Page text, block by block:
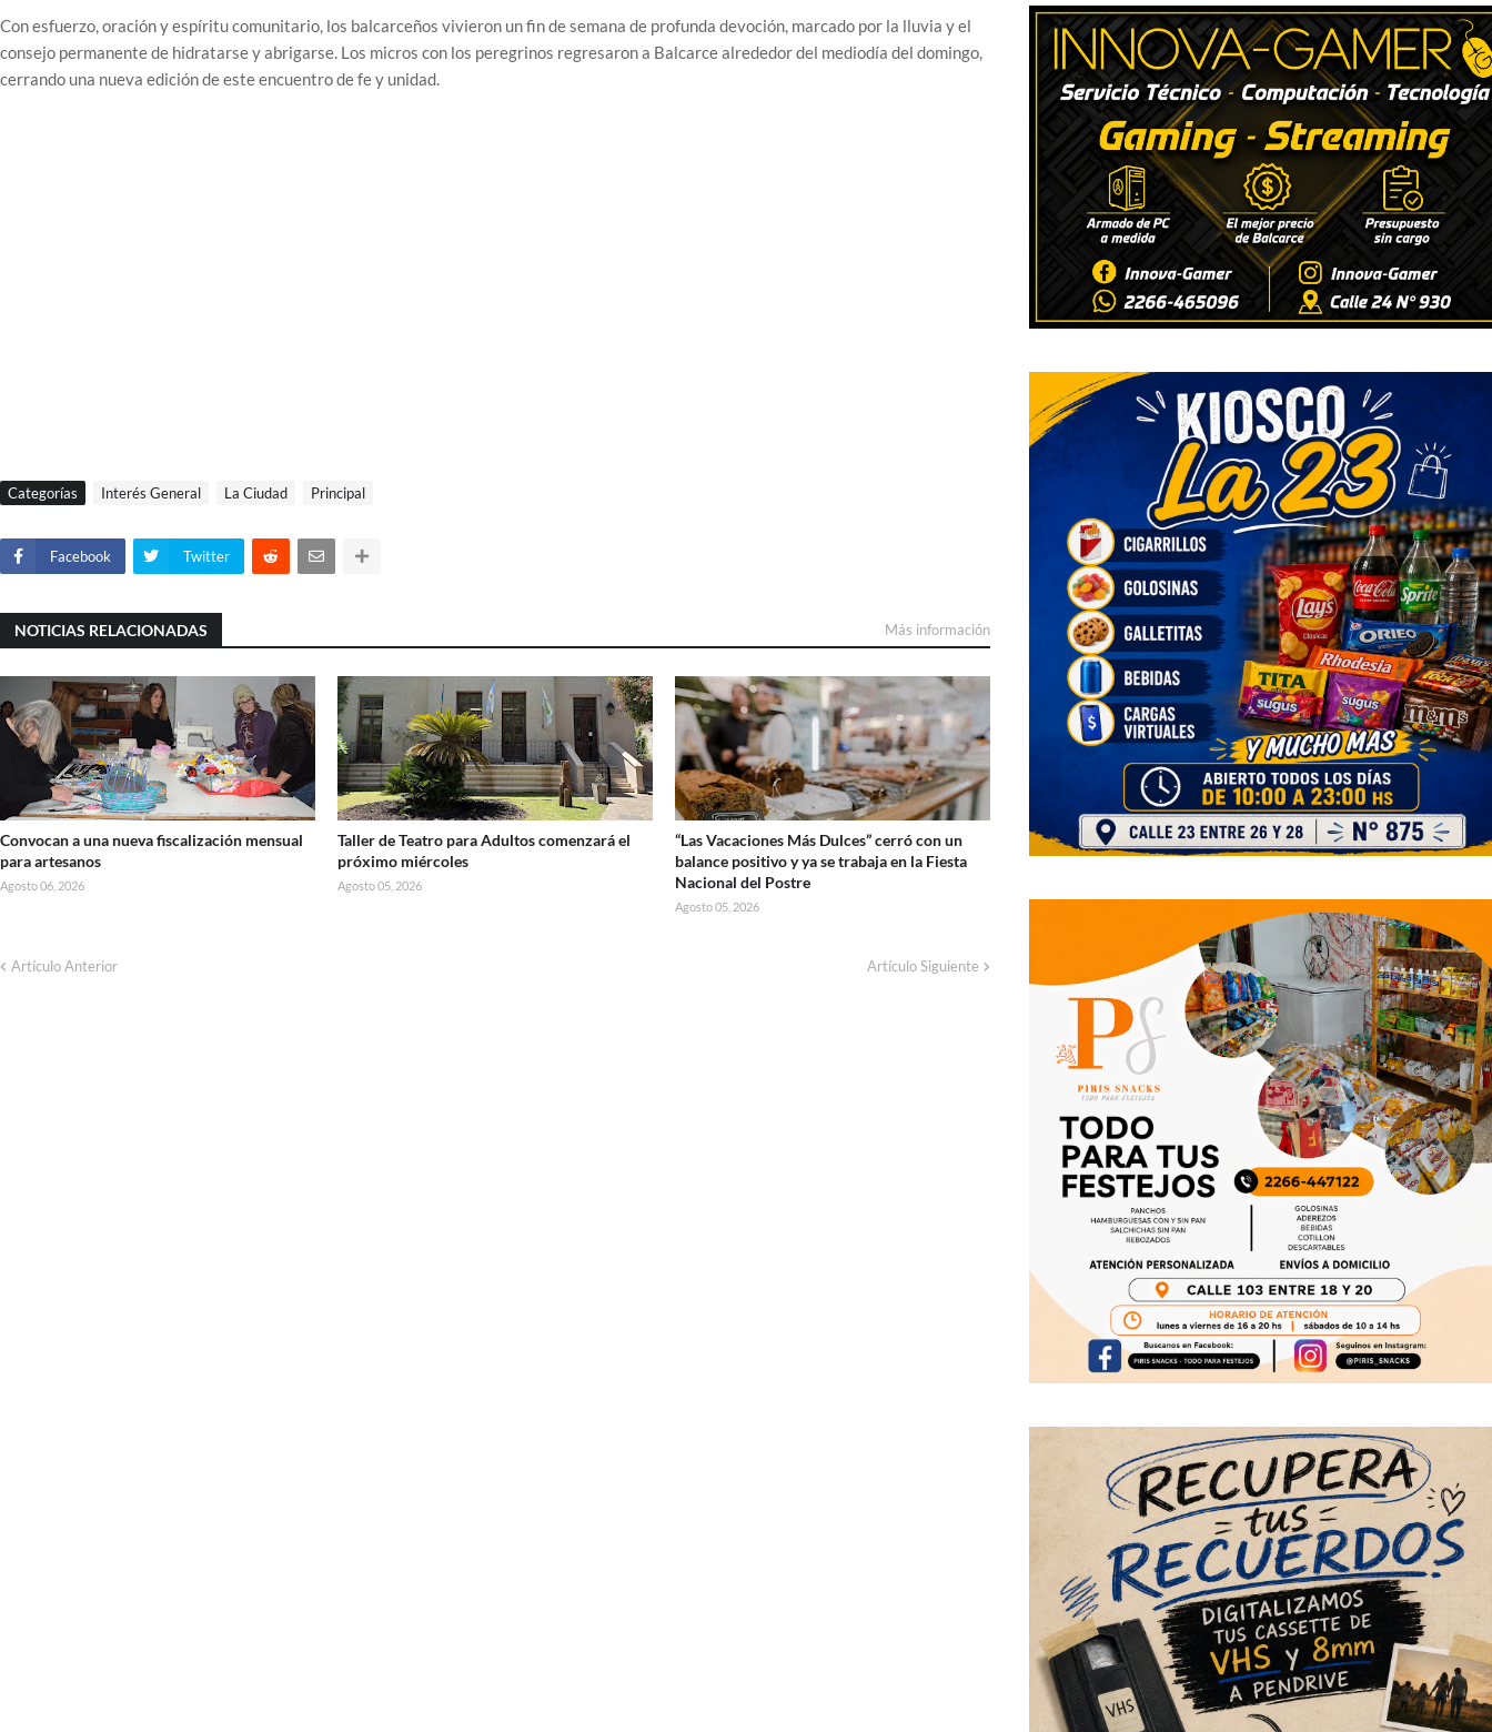
Con esfuerzo, oración y espíritu comunitario, los balcarceños vivieron un fin de semana de profunda devoción, marcado por la lluvia y el
consejo permanente de hidratarse y abrigarse. Los micros con los peregrinos regresaron a Balcarce alrededor del mediodía del domingo,
cerrando una nueva edición de este encuentro de fe y unidad.
Categorías Interés General La Ciudad Principal
Facebook Twitter
NOTICIAS RELACIONADAS Más información
Convocan a una nueva fiscalización mensual
para artesanos
Agosto 06, 2026
Taller de Teatro para Adultos comenzará el
próximo miércoles
Agosto 05, 2026
“Las Vacaciones Más Dulces” cerró con un
balance positivo y ya se trabaja en la Fiesta
Nacional del Postre
Agosto 05, 2026
Artículo Anterior Artículo Siguiente